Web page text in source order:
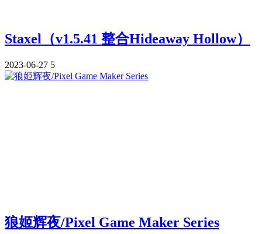
Staxel（v1.5.41 整合Hideaway Hollow）
2023-06-27 5
狼姬辉夜/Pixel Game Maker Series